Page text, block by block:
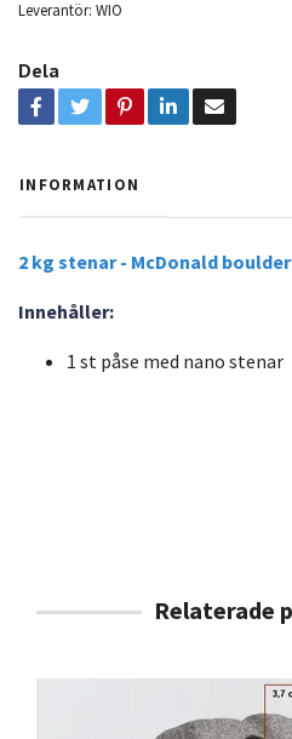
Leverantör: WIO
Dela
INFORMATION
2 kg stenar - McDonald boulder
Innehåller:
1 st påse med nano stenar